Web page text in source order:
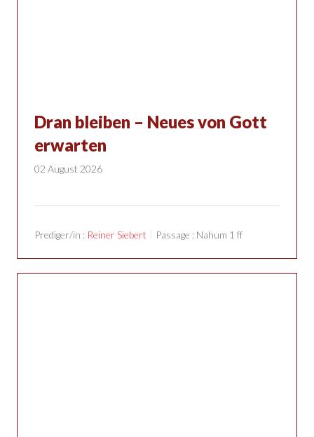
Dran bleiben – Neues von Gott
erwarten
02 August 2026
Prediger/in : Reiner Siebert Passage : Nahum 1 ff